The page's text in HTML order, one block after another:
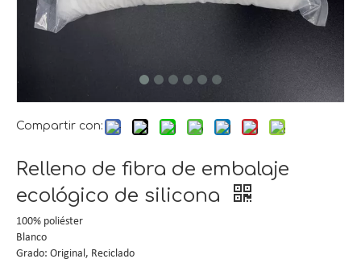
Compartir con:
Relleno de fibra de embalaje
ecológico de silicona
100% poliéster
Blanco
Grado: Original, Reciclado